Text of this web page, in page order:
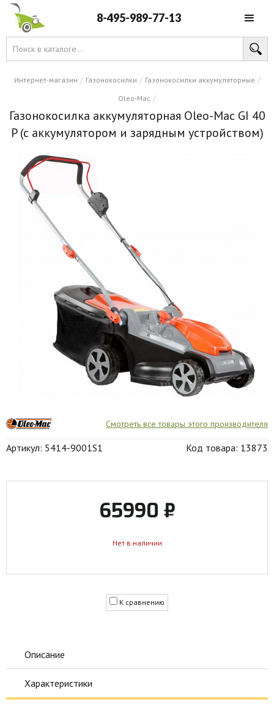
8-495-989-77-13
Интернет-магазин / Газонокосилки / Газонокосилки аккумуляторные /
Oleo-Mac /
Газонокосилка аккумуляторная Oleo-Mac GI 40
P (с аккумулятором и зарядным устройством)
Смотреть все товары этого производителя
Артикул: 5414-9001S1 Код товара: 13873
65990 ₽
Нет в наличии
К сравнению
Описание
Характеристики